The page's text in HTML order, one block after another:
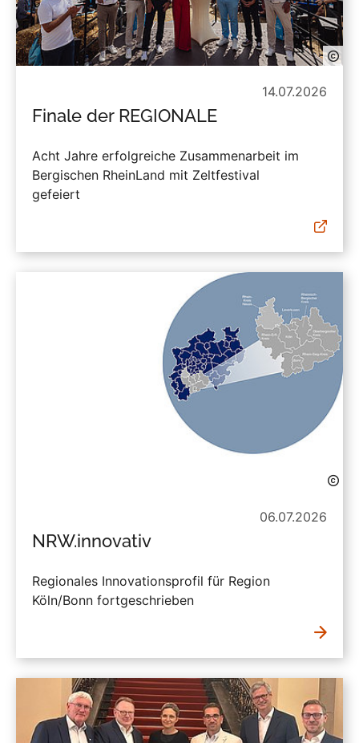
14.07.2026
Finale der REGIONALE
Acht Jahre erfolgreiche Zusammenarbeit im
Bergischen RheinLand mit Zeltfestival
gefeiert
06.07.2026
NRW.innovativ
Regionales Innovationsprofil für Region
Köln/Bonn fortgeschrieben